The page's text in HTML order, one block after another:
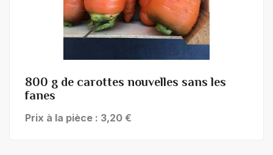
800 g de carottes nouvelles sans les
fanes
Prix à la pièce : 3,20 €
+ de détails